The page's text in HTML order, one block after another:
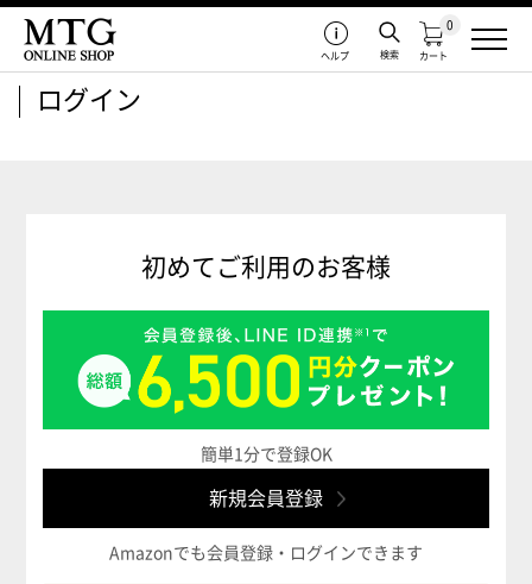
カート
0
検索
ヘルプ
ログイン
初めてご利用のお客様
簡単1分で登録OK
Amazonでも会員登録・ログインできます